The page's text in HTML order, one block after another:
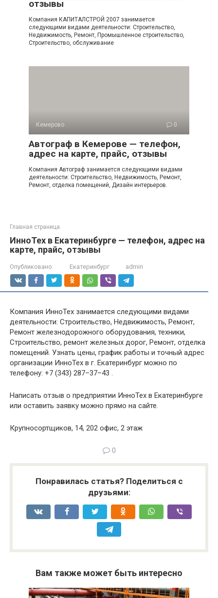
отзывы
Компания КАПИТАЛСТРОЙ 2007 занимается
следующими видами деятельности: Строительство,
Недвижимость, Ремонт, Промышленное строительство,
Строительство, обслуживание
Кемерово 0
Автограф в Кемерове — телефон,
адрес на карте, прайс, отзывы
Компания Автограф занимается следующими видами
деятельности: Строительство, Недвижимость, Ремонт,
Ремонт, отделка помещений, Дизайн интерьеров.
Главная страница
ИнноТех в Екатеринбурге — телефон, адрес на
карте, прайс, отзывы
Опубликовано: Екатеринбург admin
Компания ИнноТех занимается следующими видами
деятельности: Строительство, Недвижимость, Ремонт,
Ремонт железнодорожного оборудования, техники,
Строительство, ремонт железных дорог, Ремонт, отделка
помещений. Узнать цены, график работы и точный адрес
организации ИнноТех в г. Екатеринбург можно по
телефону: +7 (343) 287–37–43 .
Написать отзыв о предприятии ИнноТех в Екатеринбурге
или оставить заявку можно прямо на сайте.
Крупносортщиков, 14, 202 офис, 2 этаж
0
Понравилась статья? Поделиться с
друзьями:
Вам также может быть интересно